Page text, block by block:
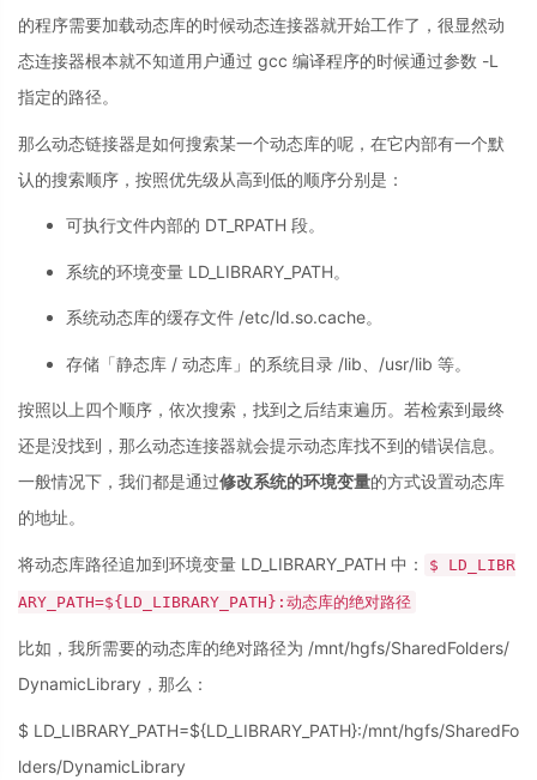
的程序需要加载动态库的时候动态连接器就开始工作了，很显然动
态连接器根本就不知道用户通过 gcc 编译程序的时候通过参数 -L
指定的路径。
那么动态链接器是如何搜索某一个动态库的呢，在它内部有一个默
认的搜索顺序，按照优先级从高到低的顺序分别是：
可执行文件内部的 DT_RPATH 段。
系统的环境变量 LD_LIBRARY_PATH。
系统动态库的缓存文件 /etc/ld.so.cache。
存储「静态库 / 动态库」的系统目录 /lib、/usr/lib 等。
按照以上四个顺序，依次搜索，找到之后结束遍历。若检索到最终
还是没找到，那么动态连接器就会提示动态库找不到的错误信息。
一般情况下，我们都是通过修改系统的环境变量的方式设置动态库
的地址。
将动态库路径追加到环境变量 LD_LIBRARY_PATH 中： $ LD_LIBR
ARY_PATH=${LD_LIBRARY_PATH}:动态库的绝对路径
比如，我所需要的动态库的绝对路径为 /mnt/hgfs/SharedFolders/
DynamicLibrary，那么：
$ LD_LIBRARY_PATH=${LD_LIBRARY_PATH}:/mnt/hgfs/SharedFo
lders/DynamicLibrary